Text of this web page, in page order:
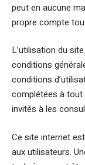
peut en aucune
propre compte
L’utilisation du
conditions
conditions
complétées à
invités à les
Ce site internet
aux utilisateurs.